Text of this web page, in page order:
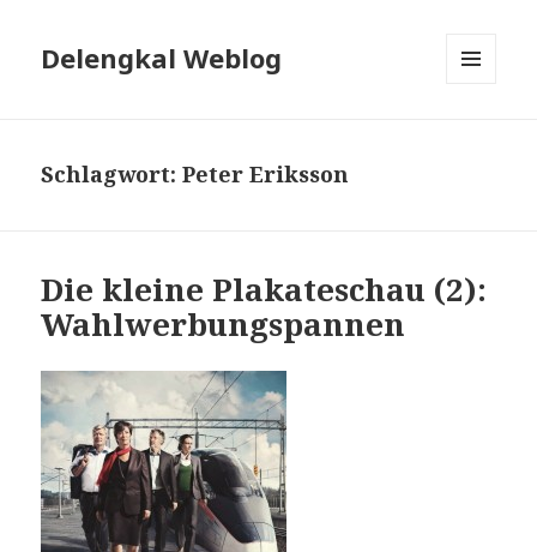
Delengkal Weblog
Schlagwort:Peter Eriksson
Die kleine Plakateschau (2):
Wahlwerbungspannen